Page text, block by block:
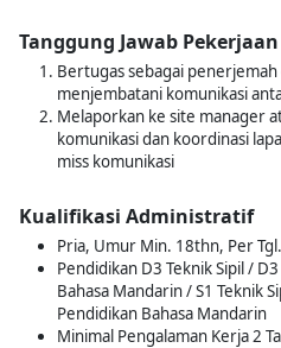
Tanggung Jawab Pekerjaan
Bertugas sebagai
menjembatani komunikasi
Melaporkan ke site manager
komunikasi dan koordinasi
miss komunikasi
Kualifikasi Administratif
Pria, Umur Min. 18thn, Per
Pendidikan D3 Teknik Sipil /
Bahasa Mandarin / S1 Teknik
Pendidikan Bahasa Mandarin
Minimal Pengalaman Kerja 2